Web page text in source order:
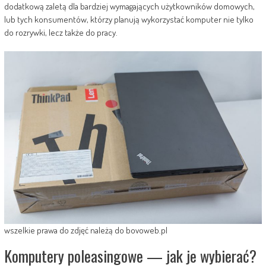
dodatkową zaletą dla bardziej wymagających użytkowników domowych,
lub tych konsumentów, którzy planują wykorzystać komputer nie tylko
do rozrywki, lecz także do pracy.
wszelkie prawa do zdjęć należą do bovoweb.pl
Komputery poleasingowe — jak je wybierać?